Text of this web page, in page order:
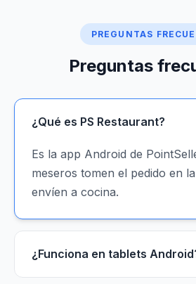
PREGUNTAS
Preguntas
¿Qué es PS Restaurant?
Es la app Android de
meseros tomen el pedido en
envíen a cocina.
¿Funciona en tablets